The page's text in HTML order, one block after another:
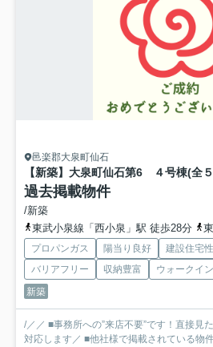
邑楽郡大泉町仙石
過去掲載物件
/新築
東武小泉線「西小泉」駅 徒歩28分
東
プロパンガス 陽当り良好
建設住宅
バリアフリー
収納豊富
ウォークイ
新築
/／／ ■事務所への”来店不要”です！直接見
対応します／ ■他社様で掲載されている物